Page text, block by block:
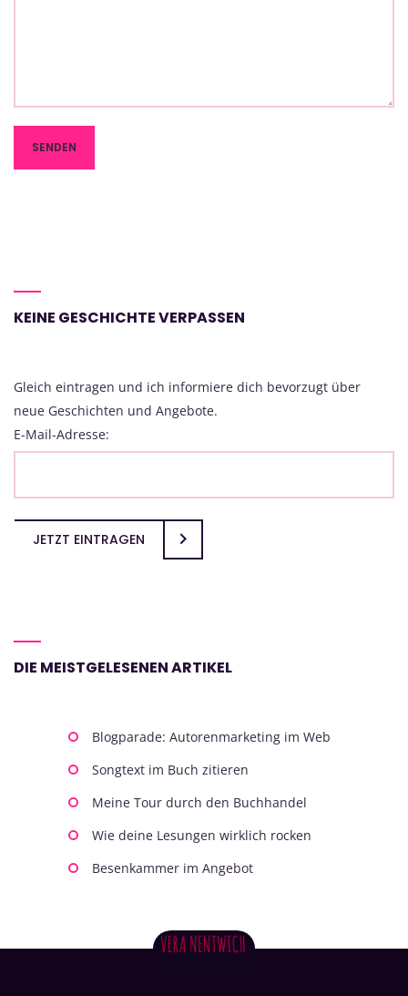
KEINE GESCHICHTE VERPASSEN
Gleich eintragen und ich informiere dich bevorzugt über
neue Geschichten und Angebote.
E-Mail-Adresse:
JETZT EINTRAGEN
DIE MEISTGELESENEN ARTIKEL
Blogparade: Autorenmarketing im Web
Songtext im Buch zitieren
Meine Tour durch den Buchhandel
Wie deine Lesungen wirklich rocken
Besenkammer im Angebot